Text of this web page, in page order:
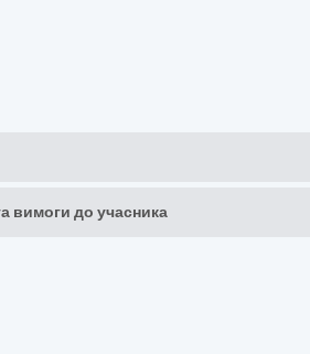
вимоги до учасника